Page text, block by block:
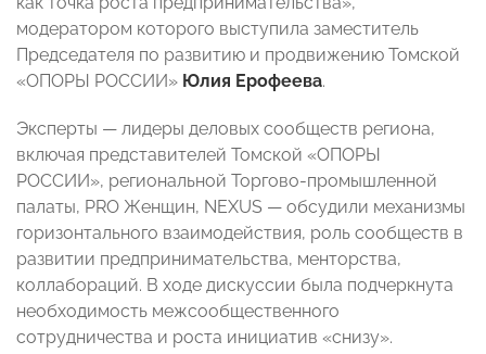
модератором которого выступила заместитель
Председателя по развитию и продвижению Томской
«ОПОРЫ РОССИИ» Юлия Ерофеева.
Эксперты — лидеры деловых сообществ региона,
включая представителей Томской «ОПОРЫ
РОССИИ», региональной Торгово-промышленной
палаты, PRO Женщин, NEXUS — обсудили механизмы
горизонтального взаимодействия, роль сообществ в
развитии предпринимательства, менторства,
коллабораций. В ходе дискуссии была подчеркнута
необходимость межсообщественного
сотрудничества и роста инициатив «снизу».